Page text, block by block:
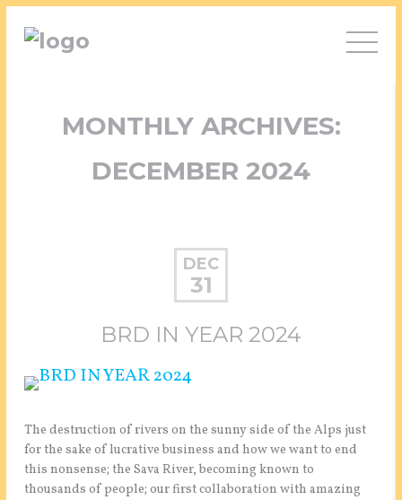
MONTHLY ARCHIVES:
DECEMBER 2024
DEC
31
BRD IN YEAR 2024
The destruction of rivers on the sunny side of the Alps just
for the sake of lucrative business and how we want to end
this nonsense; the Sava River, becoming known to
thousands of people; our first collaboration with amazing